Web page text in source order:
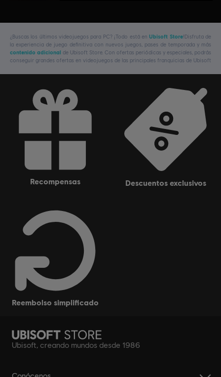
¿Buscas los últimos videojuegos para PC? ¡Todo está enUbisoft Store!Disfruta de
la experiencia de juego definitiva con nuevos juegos, pases de temporada y más
contenido adicional de Ubisoft Store. Con ofertas periódicas y especiales, podrás
conseguir grandes ofertas en videojuegos de las principales franquicias de Ubisoft
recompensas descuentos exclusivos
reembolso simplificado
Ubisoft, creando mundos desde 1986